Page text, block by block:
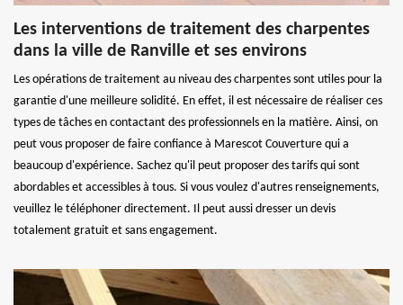
Les interventions de traitement des charpentes
dans la ville de Ranville et ses environs
Les opérations de traitement au niveau des charpentes sont utiles pour la
garantie d'une meilleure solidité. En effet, il est nécessaire de réaliser ces
types de tâches en contactant des professionnels en la matière. Ainsi, on
peut vous proposer de faire confiance à Marescot Couverture qui a
beaucoup d'expérience. Sachez qu'il peut proposer des tarifs qui sont
abordables et accessibles à tous. Si vous voulez d'autres renseignements,
veuillez le téléphoner directement. Il peut aussi dresser un devis
totalement gratuit et sans engagement.